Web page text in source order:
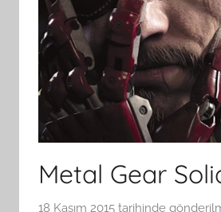
Metal Gear
18 Kasım 2015 tarihinde